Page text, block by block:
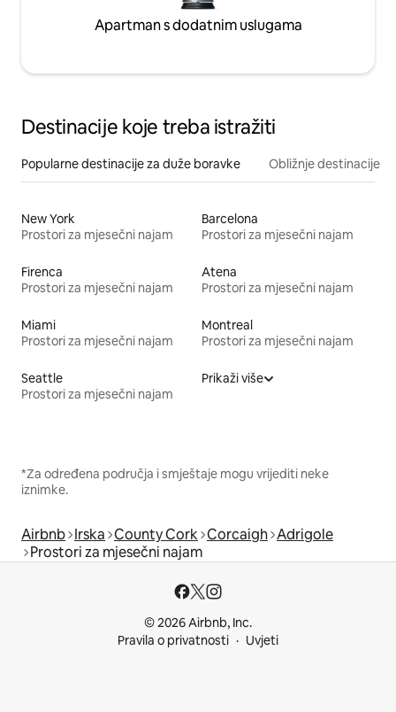
Apartman s dodatnim uslugama
Destinacije koje treba istražiti
Popularne destinacije za duže boravke Obližnje destinacije
New York
Prostori za mjesečni najam
Barcelona
Prostori za mjesečni najam
Firenca
Prostori za mjesečni najam
Atena
Prostori za mjesečni najam
Miami
Prostori za mjesečni najam
Montreal
Prostori za mjesečni najam
Seattle
Prostori za mjesečni najam
Prikaži više
*Za određena područja i smještaje mogu vrijediti neke
iznimke.
Airbnb Irska County Cork Corcaigh Adrigole
Prostori za mjesečni najam
© 2026 Airbnb, Inc.
Pravila o privatnosti
Uvjeti